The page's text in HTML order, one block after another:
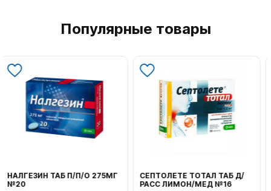
Популярные товары
ВОЛЬТАРЕН ЭМУЛЬГЕЛЬ
НАРУЖ 2% 100Г
ФЕНИСТИЛ ГЕЛЬ НАРУЖ
0,1% 50Г